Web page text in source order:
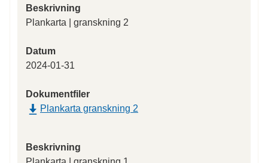
Beskrivning
Plankarta | granskning 2
Datum
2024-01-31
Dokumentfiler
Plankarta granskning 2
Beskrivning